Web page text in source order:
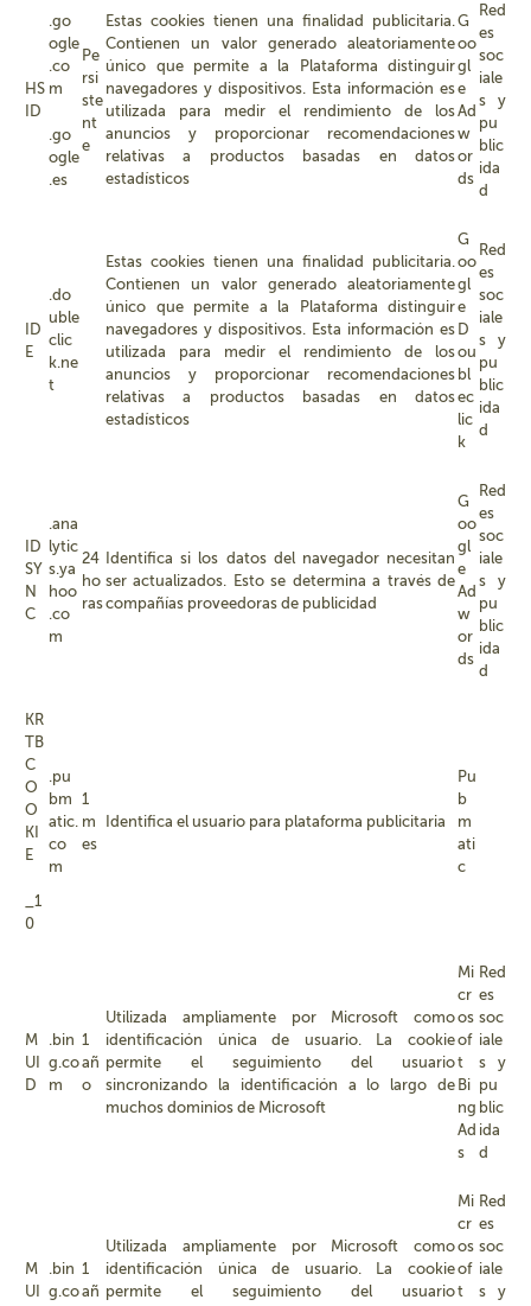
HS
ID
.go
ogle
.co
m
.go
ogle
.es
Pe
rsi
ste
nt
e
Estas cookies tienen una finalidad publicitaria.
Contienen un valor generado aleatoriamente
único que permite a la Plataforma distinguir
navegadores y dispositivos. Esta información es
utilizada para medir el rendimiento de los
anuncios y proporcionar recomendaciones
relativas a productos basadas en datos
estadísticos
G
oo
gl
e
Ad
w
or
ds
Red
es
soc
iale
s y
pu
blic
ida
d
ID
E
.do
uble
clic
k.ne
t
Estas cookies tienen una finalidad publicitaria.
Contienen un valor generado aleatoriamente
único que permite a la Plataforma distinguir
navegadores y dispositivos. Esta información es
utilizada para medir el rendimiento de los
anuncios y proporcionar recomendaciones
relativas a productos basadas en datos
estadísticos
G
oo
gl
e
D
ou
bl
ec
lic
k
Red
es
soc
iale
s y
pu
blic
ida
d
ID
SY
N
C
.ana
lytic
s.ya
hoo
.co
m
24
ho
ras
Identifica si los datos del navegador necesitan
ser actualizados. Esto se determina a través de
compañías proveedoras de publicidad
G
oo
gl
e
Ad
w
or
ds
Red
es
soc
iale
s y
pu
blic
ida
d
KR
TB
C
O
O
KI
E
_1
0
.pu
bm
atic.
co
m
1
m
es
Identifica el usuario para plataforma publicitaria
Pu
b
m
ati
c
M
UI
D
.bin
g.co
m
1
añ
o
Utilizada ampliamente por Microsoft como
identificación única de usuario. La cookie
permite el seguimiento del usuario
sincronizando la identificación a lo largo de
muchos dominios de Microsoft
Mi
cr
os
of
t
Bi
ng
Ad
s
Red
es
soc
iale
s y
pu
blic
ida
d
M
UI
.bin
g.co
1
añ
Utilizada ampliamente por Microsoft como
identificación única de usuario. La cookie
permite el seguimiento del usuario
Mi
cr
os
of
t
Red
es
soc
iale
s y